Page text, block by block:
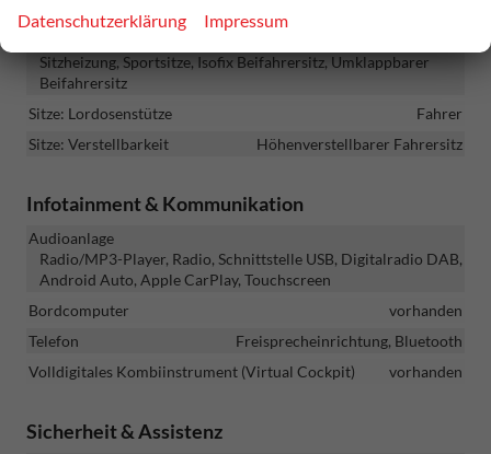
Sitze
Sitzheizung, Sportsitze, Isofix Beifahrersitz, Umklappbarer
Beifahrersitz
Sitze: Lordosenstütze
Fahrer
Sitze: Verstellbarkeit
Höhenverstellbarer Fahrersitz
Infotainment & Kommunikation
Audioanlage
Radio/MP3-Player, Radio, Schnittstelle USB, Digitalradio DAB,
Android Auto, Apple CarPlay, Touchscreen
Bordcomputer
vorhanden
Telefon
Freisprecheinrichtung, Bluetooth
Volldigitales Kombiinstrument (Virtual Cockpit)
vorhanden
Sicherheit & Assistenz
Datenschutzerklärung Impressum